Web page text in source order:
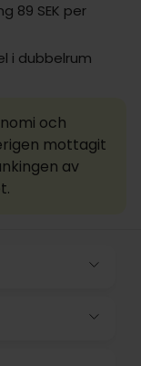
89 SEK per
i dubbelrum
och
mottagit
av